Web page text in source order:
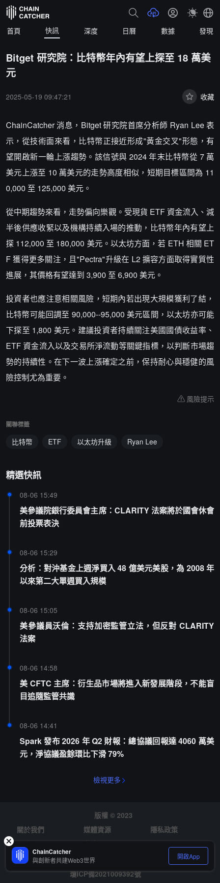
首頁 快訊 深度 日曆 數據 發現
Bitget 研究院：比特幣年內有望上探至 18 萬美
元
2025-05-19 09:47:21 收藏
ChainCatcher 消息，Bitget 研究院首席分析師 Ryan Lee 表
示，從技術面來看，比特幣正接近形成"黃金交叉"形態，有
望開啟新一輪上漲趨勢。該信號與 2024 年末比特幣從 7 萬
美元上漲至 10 萬美元的走勢高度相似，短期目標區間為 11
0,000 至 125,000 美元。
從中期趨勢來看，走勢偏向樂觀。受現貨 ETF 資金流入、減
半後供應收緊以及機構持續入場的推動，比特幣年內有望上
探 112,000 至 180,000 美元。以太坊方面，若 ETH 相關 ET
F 獲得更多關注，且"Pectra"升級在 L2 擴容方面取得實質性
進展，其價格有望達到 3,900 至 6,900 美元。
投資者也應注意相關風險，短期內若出現大規模獲利了結，
比特幣可能回調至 90,000--95,000 美元區間，以太坊亦可能
下探至 1,800 美元。建議投資者持續關注美國國債收益率、
ETF 資金流入以及交易所淨流動等關鍵指標，以判斷市場趨
勢的持續性。在下一波上漲確定之前，保持耐心與穩健的風
險控制尤為重要。
風險提示
關聯標籤
比特幣 ETF 以太坊升級 Ryan Lee
精選快訊
08-06 15:49
美參議院銀行委員會主席：CLARITY 法案將於國會休會
前投票表決
08-06 15:29
分析：對沖基金上週淨買入 48 億美元美股，為 2008 年
以來第二大單週買入規模
08-06 15:05
美參議員沃倫：支持加密監管立法，但反對 CLARITY
法案
08-06 14:58
美 CFTC 主席：衍生品市場將進入新發展階段，不能盲
目追隨監管共識
08-06 14:41
Spark 發布 2026 年 Q2 財報：總協議回報達 4060 萬美
元，淨協議盈餘環比下滑 79%
檢視更多
版權 © 2023
關於我們
媒體資源
隱私政策
風險提示
徵才
瓊ICP備2021009392號
ChainCatcher
與創新者共建Web3世界 開啟App